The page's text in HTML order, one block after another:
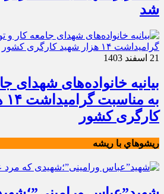
شد
21 اسفند 1403
بیانیه خانواده‌های شهدای
کارگری کشور
ريشوهاي با ريشه